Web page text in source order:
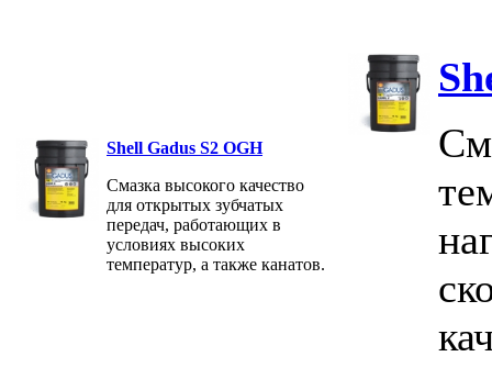
Shell Gadus S2 OGH
Смазка высокого качество
для открытых зубчатых
передач, работающих в
условиях высоких
температур, а также канатов.